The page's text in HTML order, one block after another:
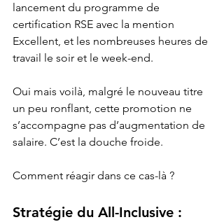
lancement du programme de
certification RSE avec la mention
Excellent, et les nombreuses heures de
travail le soir et le week-end.
Oui mais voilà, malgré le nouveau titre
un peu ronflant, cette promotion ne
s’accompagne pas d’augmentation de
salaire. C’est la douche froide.
Comment réagir dans ce cas-là ?
Stratégie du All-Inclusive :